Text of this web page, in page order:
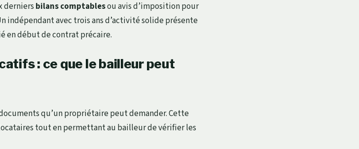
derniers bilans comptablesou avis d’imposition pour
indépendant avec trois ans d’activité solide présente
en début de contrat précaire.
: ce que le bailleur peut
qu’un propriétaire peut demander. Cette
tout en permettant au bailleur de vérifier les